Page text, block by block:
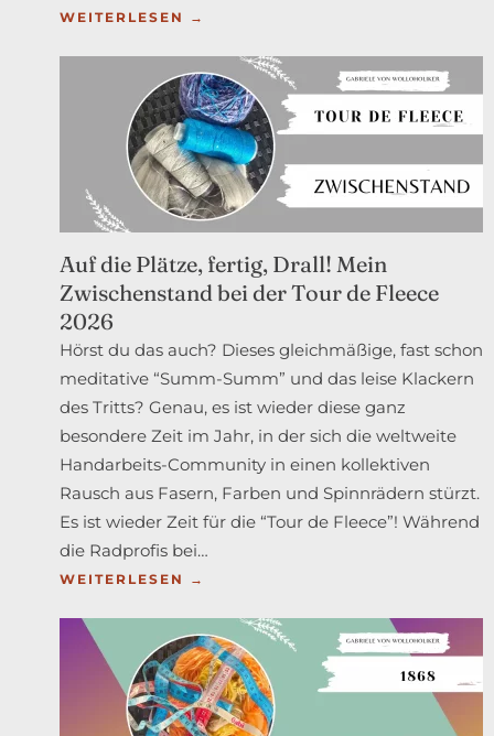
WEITERLESEN →
AUS
BAUMWOLLE
UND
LEINEN:
DEIN
PERFEKTER
FÜR
HEISSE T
Auf die Plätze, fertig, Drall! Mein
Zwischenstand bei der Tour de Fleece
2026
Hörst du das auch? Dieses gleichmäßige, fast schon
meditative “Summ-Summ” und das leise Klackern
des Tritts? Genau, es ist wieder diese ganz
besondere Zeit im Jahr, in der sich die weltweite
Handarbeits-Community in einen kollektiven
Rausch aus Fasern, Farben und Spinnrädern stürzt.
Es ist wieder Zeit für die “Tour de Fleece”! Während
die Radprofis bei…
WEITERLESEN →
DIE
PLÄTZE,
FERTIG,
DRALL!